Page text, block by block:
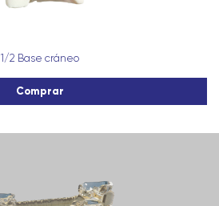
1/2 Base cráneo
Comprar